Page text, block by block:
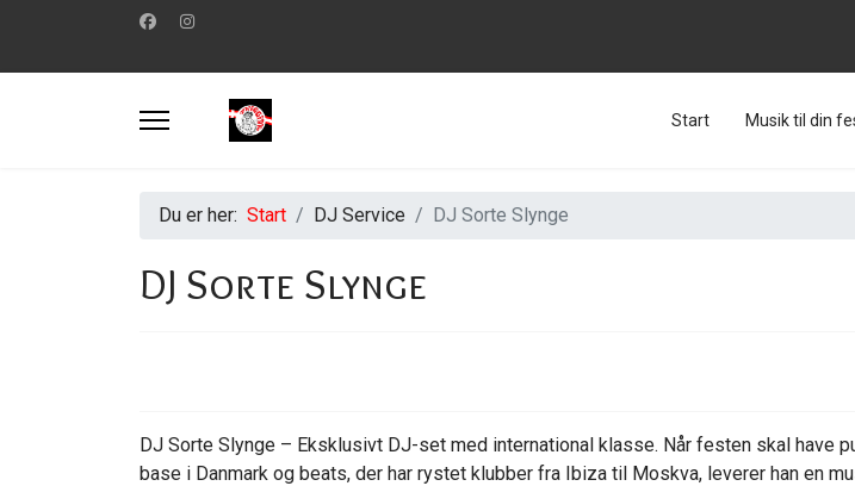
Start Musik til din
Du er her: Start DJ Service DJ Sorte Slynge
DJ Sorte Slynge
DJ Sorte Slynge – Eksklusivt DJ-set med international klasse. Når festen skal have
base i Danmark og beats, der har rystet klubber fra Ibiza til Moskva, leverer han en